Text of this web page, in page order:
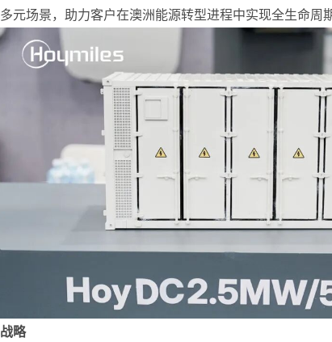
元场景，助力客户在澳洲能源转型进程中实现全生命周
略